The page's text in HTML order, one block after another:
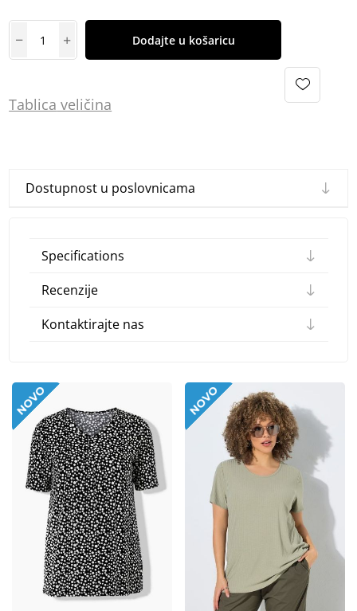
Dodajte u košaricu
Tablica veličina
Dostupnost u poslovnicama
Specifications
Recenzije
Kontaktirajte nas